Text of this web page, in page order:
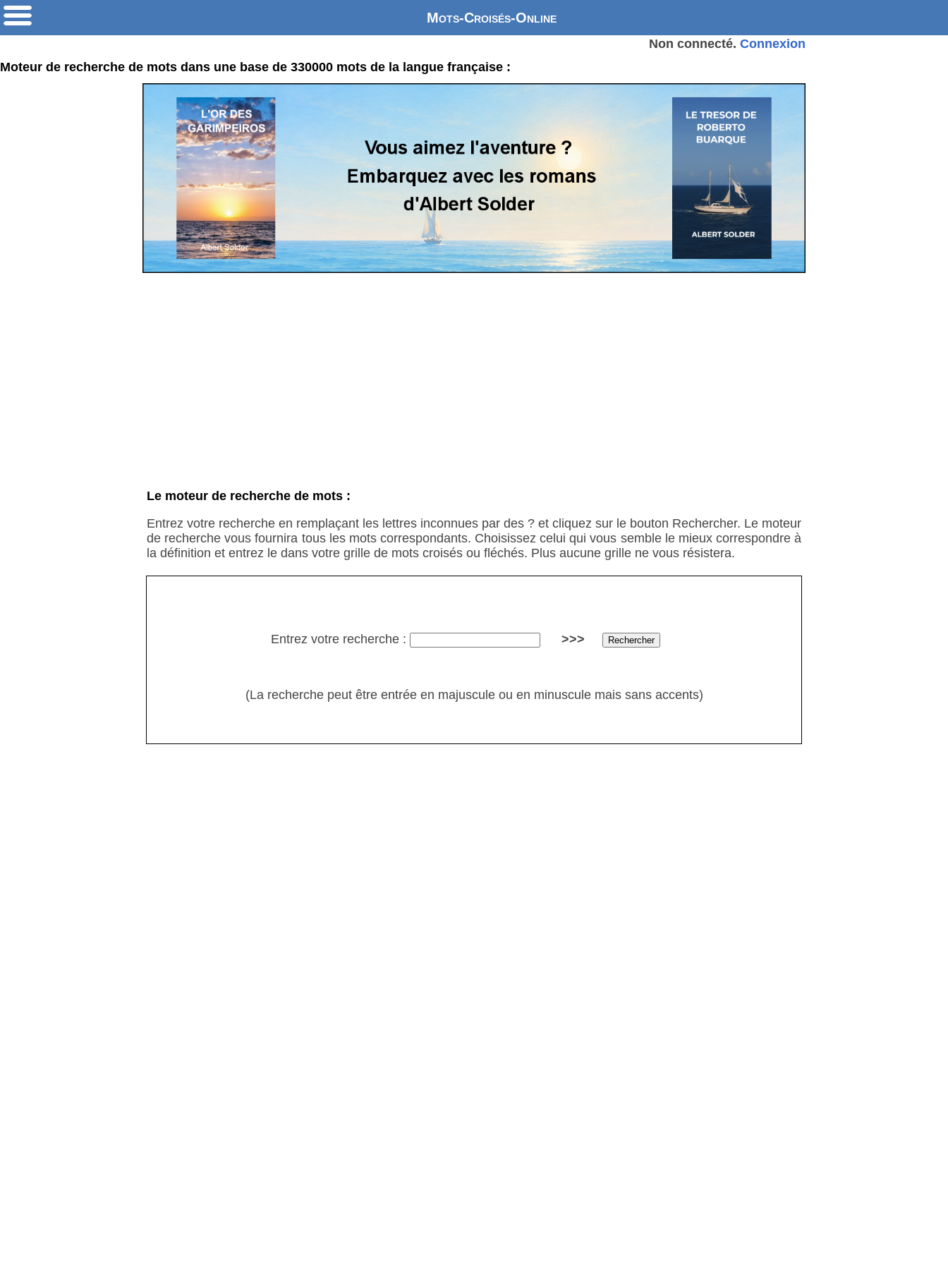
Mots-Croisés-Online
Non connecté.Connexion
Moteur de recherche de mots dans une base de 330000 mots de la langue française :
Le moteur de recherche de mots :
Entrez votre recherche en remplaçant les lettres inconnues par des ? et cliquez sur le bouton Rechercher. Le moteur
de recherche vous fournira tous les mots correspondants. Choisissez celui qui vous semble le mieux correspondre à
la définition et entrez le dans votre grille de mots croisés ou fléchés. Plus aucune grille ne vous résistera.
Entrez votre recherche : >>>
(La recherche peut être entrée en majuscule ou en minuscule mais sans accents)